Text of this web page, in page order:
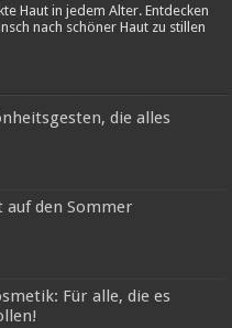
Haut in jedem Alter. Entdecken
nach schöner Haut zu stillen
die alles
auf den Sommer
Für alle, die es